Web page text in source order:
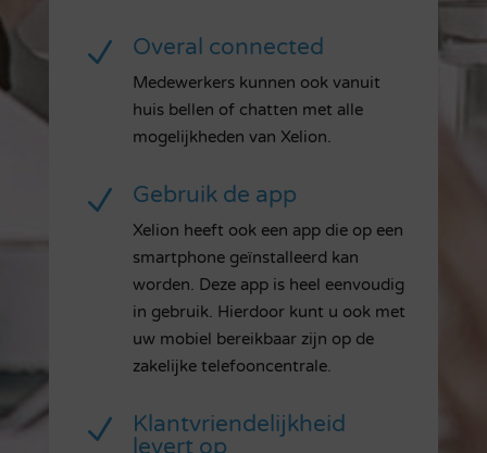
N Overal connected
Medewerkers kunnen ook vanuit
huis bellen of chatten met alle
mogelijkheden van Xelion.
N Gebruik de app
Xelion heeft ook een app die op een
smartphone geïnstalleerd kan
worden. Deze app is heel eenvoudig
in gebruik. Hierdoor kunt u ook met
uw mobiel bereikbaar zijn op de
zakelijke telefooncentrale.
N
Klantvriendelijkheid
levert op